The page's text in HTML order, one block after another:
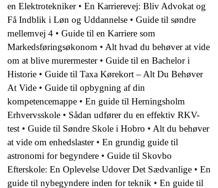
en Elektrotekniker• En Karrierevej: Bliv Advokat og
Få Indblik i Løn og Uddannelse • Guide til søndre
mellemvej 4 • Guide til en Karriere som
Markedsføringsøkonom • Alt hvad du behøver at vide
om at blive murermester• Guide til en Bachelor i
Historie • Guide til Taxa Kørekort – Alt Du Behøver
At Vide • Guide til opbygning af din
kompetencemappe • En guide til Herningsholm
Erhvervsskole • Sådan udfører du en effektiv RKV-
test • Guide til Søndre Skole i Hobro • Alt du behøver
at vide om enhedslaster• En grundig guide til
astronomi for begyndere • Guide til Skovbo
Efterskole: En Oplevelse Udover Det Sædvanlige • En
guide til nybegyndere inden for teknik • En guide til